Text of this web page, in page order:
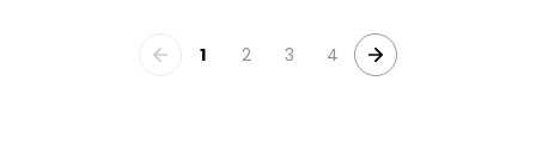
1 2 3 4